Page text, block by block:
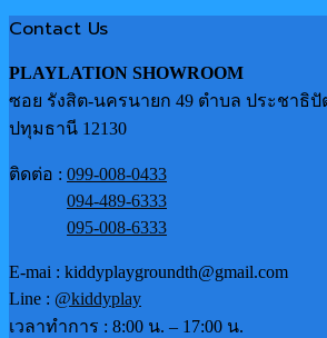
Contact Us
PLAYLATION SHOWROOM
ซอย รังสิต-นครนายก 49 ตำบล ประชาธิ
ปทุมธานี 12130
ติดต่อ : 099-008-0433
094-489-6333
095-008-6333
E-mai : kiddyplaygroundth@gmail.com
Line : @kiddyplay
เวลาทำการ : 8:00 น. – 17:00 น.